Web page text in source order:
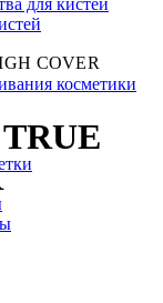
для кистей
косметики
COVER